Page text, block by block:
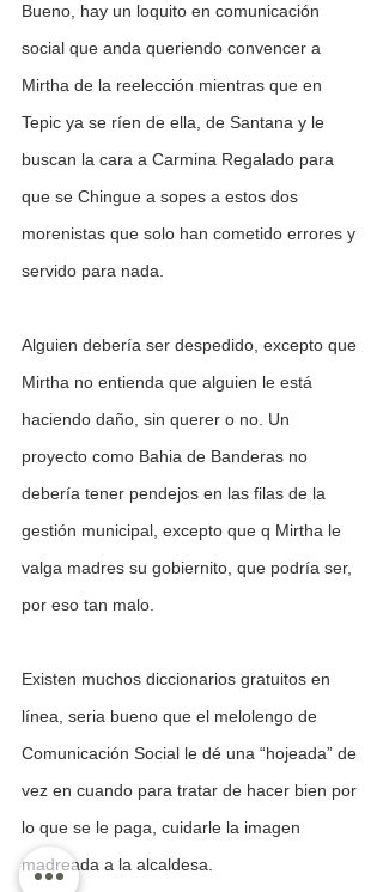
Bueno, hay un loquito en comunicación
social que anda queriendo convencer a
Mirtha de la reelección mientras que en
Tepic ya se ríen de ella, de Santana y le
buscan la cara a Carmina Regalado para
que se Chingue a sopes a estos dos
morenistas que solo han cometido errores y
servido para nada.
Alguien debería ser despedido, excepto que
Mirtha no entienda que alguien le está
haciendo daño, sin querer o no. Un
proyecto como Bahia de Banderas no
debería tener pendejos en las filas de la
gestión municipal, excepto que q Mirtha le
valga madres su gobiernito, que podría ser,
por eso tan malo.
Existen muchos diccionarios gratuitos en
línea, seria bueno que el melolengo de
Comunicación Social le dé una “hojeada” de
vez en cuando para tratar de hacer bien por
lo que se le paga, cuidarle la imagen
madreada a la alcaldesa.